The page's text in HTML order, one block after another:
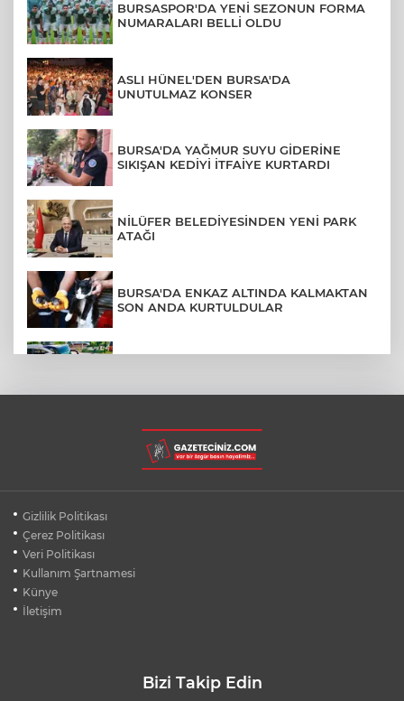
BURSASPOR'DA YENİ SEZONUN FORMA
NUMARALARI BELLİ OLDU
ASLI HÜNEL'DEN BURSA'DA
UNUTULMAZ KONSER
BURSA'DA YAĞMUR SUYU GİDERİNE
SIKIŞAN KEDİYİ İTFAİYE KURTARDI
NİLÜFER BELEDİYESİNDEN YENİ PARK
ATAĞI
BURSA'DA ENKAZ ALTINDA KALMAKTAN
SON ANDA KURTULDULAR
BURSA'DA DEPO YANGINI BİNAYA
SIÇRAMADAN SÖNDÜRÜLDÜ
SİLİVRİ'DE YANGIN: MAHSUR KALANLAR
Gizlilik Politikası
Çerez Politikası
Veri Politikası
Kullanım Şartnamesi
Künye
İletişim
Bizi Takip Edin